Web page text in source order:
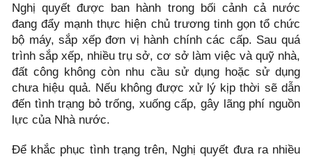
Nghị quyết được ban hành trong bối cảnh cả nước
đang đẩy mạnh thực hiện chủ trương tinh gọn tổ chức
bộ máy, sắp xếp đơn vị hành chính các cấp. Sau quá
trình sắp xếp, nhiều trụ sở, cơ sở làm việc và quỹ nhà,
đất công không còn nhu cầu sử dụng hoặc sử dụng
chưa hiệu quả. Nếu không được xử lý kịp thời sẽ dẫn
đến tình trạng bỏ trống, xuống cấp, gây lãng phí nguồn
lực của Nhà nước.
Để khắc phục tình trạng trên, Nghị quyết đưa ra nhiều